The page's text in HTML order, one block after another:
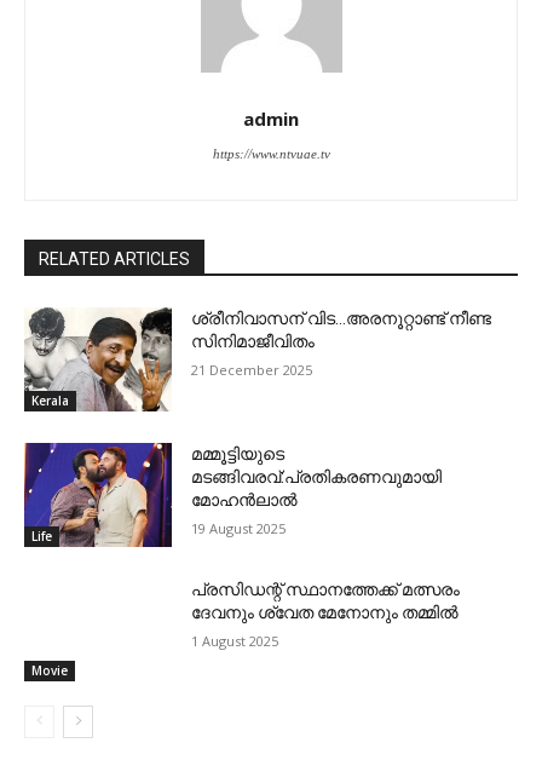
admin
https://www.ntvuae.tv
RELATED ARTICLES
Kerala
ശ്രീനിവാസന് വിട…അരനൂറ്റാണ്ട് നീണ്ട
സിനിമാജീവിതം
21 December 2025
Life
മമ്മൂട്ടിയുടെ
മടങ്ങിവരവ്:പ്രതികരണവുമായി
മോഹന്‍ലാല്‍
19 August 2025
Movie
പ്രസിഡന്റ് സ്ഥാനത്തേക്ക് മത്സരം
ദേവനും ശ്വേത മേനോനും തമ്മില്‍
1 August 2025